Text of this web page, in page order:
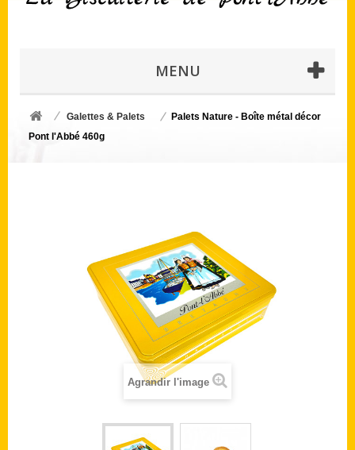
MENU
Galettes & Palets
Palets Nature - Boîte métal décor
Pont l'Abbé 460g
Agrandir l'image